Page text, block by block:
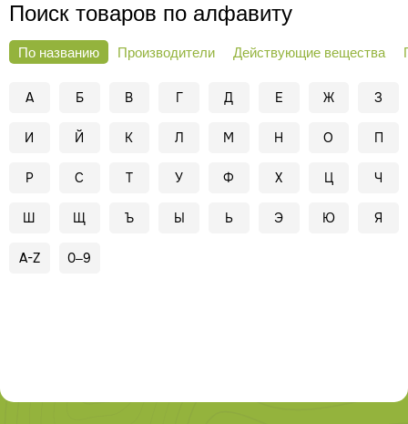
Поиск товаров по алфавиту
По названию Производители Действующие вещества
А Б В Г Д Е Ж З
И Й К Л М Н О П
Р С Т У Ф Х Ц Ч
Ш Щ Ъ Ы Ь Э Ю Я
A-Z 0–9